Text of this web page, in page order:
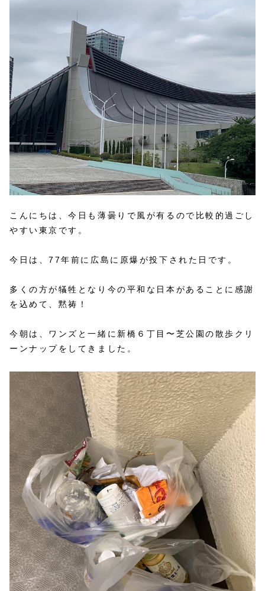
こんにちは、今日も薄曇りで風が有るので比較的過ごし
やすい東京です。
今日は、77年前に広島に原爆が投下された日です。
多くの方が犠牲となり今の平和な日本があることに感謝
を込めて、黙祷！
今朝は、ワンズと一緒に新橋６丁目〜芝公園の散歩クリ
ーンナップをしてきました。